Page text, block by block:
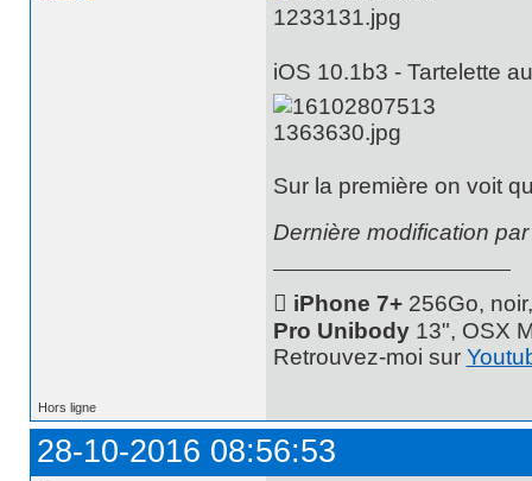
iOS 10.1b3 - Tartelette
Sur la première on voit
Dernière modification
 iPhone 7+256Go,
Pro Unibody13", OSX
Retrouvez-moi sur
Hors ligne
28-10-2016 08:56:53